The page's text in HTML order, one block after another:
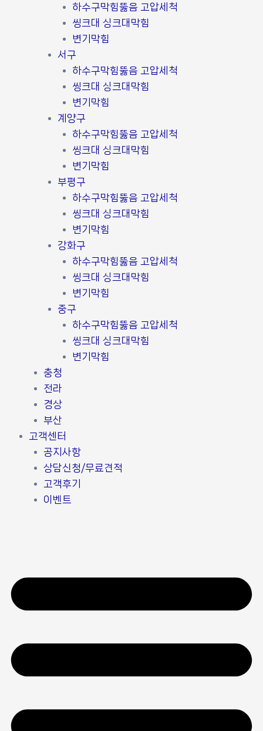
하수구막힘뚫음 고압세척
씽크대 싱크대막힘
변기막힘
서구
하수구막힘뚫음 고압세척
씽크대 싱크대막힘
변기막힘
계양구
하수구막힘뚫음 고압세척
씽크대 싱크대막힘
변기막힘
부평구
하수구막힘뚫음 고압세척
씽크대 싱크대막힘
변기막힘
강화구
하수구막힘뚫음 고압세척
씽크대 싱크대막힘
변기막힘
중구
하수구막힘뚫음 고압세척
씽크대 싱크대막힘
변기막힘
충청
전라
경상
부산
고객센터
공지사항
상담신청/무료견적
고객후기
이벤트